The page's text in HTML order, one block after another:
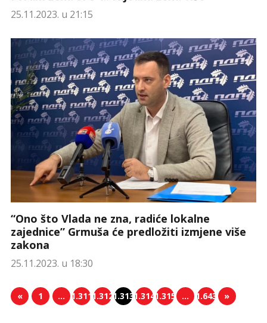
25.11.2023. u 21:15
“Ono što Vlada ne zna, radiće lokalne
zajednice” Grmuša će predložiti izmjene više
zakona
25.11.2023. u 18:30
« 1 … 1.311 1.312 1.313 1.314 1.315 … 1.643 »